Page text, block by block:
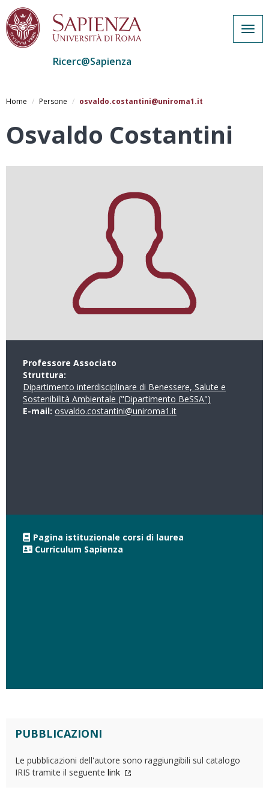
al
Ricerc@Sapienza
Home Persone osvaldo.costantini@uniroma1.it
Osvaldo Costantini
Professore Associato
Struttura:
Dipartimento interdisciplinare di Benessere, Salute e
Sostenibilità Ambientale ("Dipartimento BeSSA")
E-mail: osvaldo.costantini@uniroma1.it
Pagina istituzionale corsi di laurea
Curriculum Sapienza
PUBBLICAZIONI
Le pubblicazioni dell'autore sono raggiungibili sul catalogo
IRIS tramite il seguente link